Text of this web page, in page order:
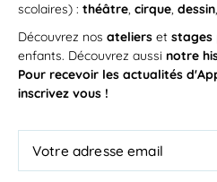
scolaires) : théâtre, cirque, dessin,
Découvrez nos ateliers et stages
enfants. Découvrez aussi notre
Pour recevoir les actualités
inscrivez vous !